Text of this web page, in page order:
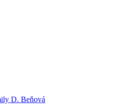
D. Beňová